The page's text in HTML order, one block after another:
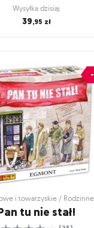
Wysyłka dzisiaj
39,95 zł
(edycja
zwierzęcy zew – sprawdź
królem wodopoju!
☆
☆
☆
☆
☆ (0)
Wysyłka dzisiaj
39,95zł
tu nie stał!